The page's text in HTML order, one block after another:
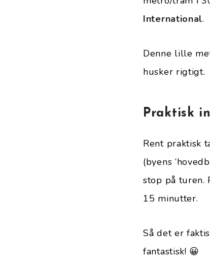
International.
Denne lille
husker rigtigt.
Praktisk
Rent praktisk
(byens
stop på turen.
15 minutter.
Så det er
fantastisk! 😀